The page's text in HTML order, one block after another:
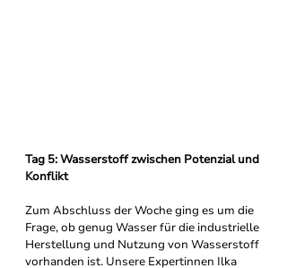
Tag 5: Wasserstoff zwischen Potenzial und
Konflikt
Zum Abschluss der Woche ging es um die
Frage, ob genug Wasser für die industrielle
Herstellung und Nutzung von Wasserstoff
vorhanden ist. Unsere Expertinnen Ilka